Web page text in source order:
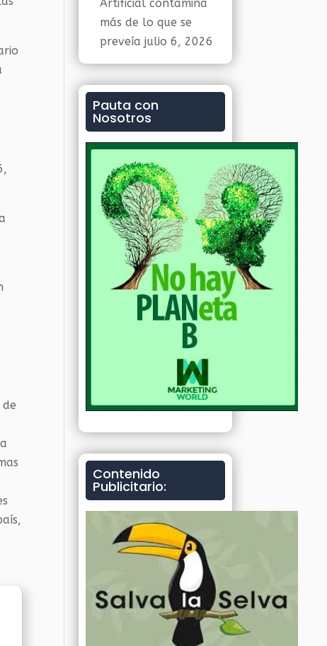
Artificial contamina
más de lo que se
preveía julio 6, 2026
Pauta con
Nosotros
Contenido
Publicitario: